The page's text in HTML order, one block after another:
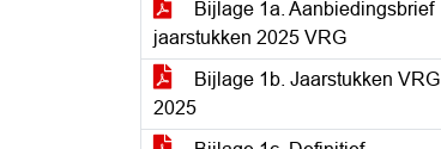
Bijlage 1a. Aanbiedingsbrief
jaarstukken 2025 VRG
Bijlage 1b. Jaarstukken VRG
2025